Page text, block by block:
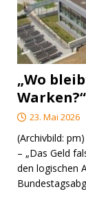
„Wo
Warken?“
23. Mai 2026
(Archivbild:
– „Das Geld
den logischen